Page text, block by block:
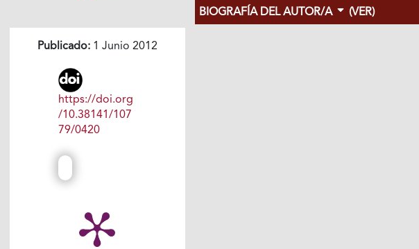
Publicado:1 Junio 2012
https://doi.org
/10.38141/107
79/0420
BIOGRAFÍA DEL AUTOR/A (VER)